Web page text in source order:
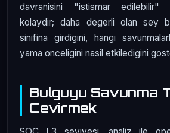
davranisini "istismar edilebilir"
kolaydir; daha degerli olan sey
sinifina girdigini, hangi
yama onceligini nasil etkiledigini
Bulguyu Savunma
Cevirmek